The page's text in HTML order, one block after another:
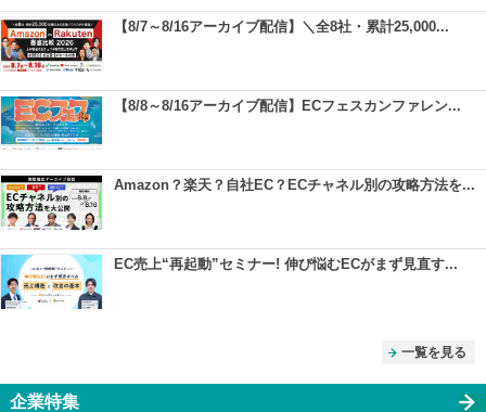
【8/7～8/16アーカイブ配信】＼全8社・累計25,000...
【8/8～8/16アーカイブ配信】ECフェスカンファレン...
Amazon？楽天？自社EC？ECチャネル別の攻略方法を...
EC売上“再起動”セミナー! 伸び悩むECがまず見直す...
一覧を見る
企業特集